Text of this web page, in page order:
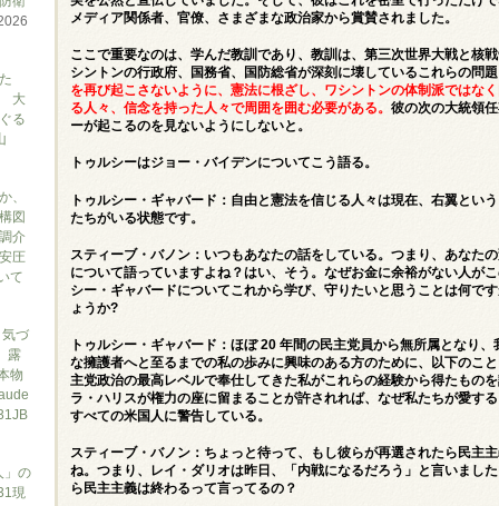
メディア関係者、官僚、さまざまな政治家から賞賛されました。
ここで重要なのは、学んだ教訓であり、教訓は、第三次世界大戦と核
シントンの行政府、国務省、国防総省が深刻に壊しているこれらの問
を再び起こさないように、憲法に根ざし、ワシントンの体制派ではな
る人々、信念を持った人々で周囲を囲む必要がある。彼の次の大統領
ーが起こるのを見ないようにしないと。
トゥルシーはジョー・バイデンについてこう語る。
トゥルシー・ギャバード：自由と憲法を信じる人々は現在、右翼とい
たちがいる状態です。
スティーブ・バノン：いつもあなたの話をしている。つまり、あなた
について語っていますよね？はい、そう。なぜお金に余裕がない人が
シー・ギャバードについてこれから学び、守りたいと思うことは何で
ょうか?
トゥルシー・ギャバード：ほぼ 20 年間の民主党員から無所属となり
な擁護者へと至るまでの私の歩みに興味のある方のために、以下のこ
主党政治の最高レベルで奉仕してきた私がこれらの経験から得たもの
ラ・ハリスが権力の座に留まることが許されれば、なぜ私たちが愛す
すべての米国人に警告している。
スティーブ・バノン：ちょっと待って、もし彼らが再選されたら民主
ね。つまり、レイ・ダリオは昨日、「内戦になるだろう」と言いまし
ら民主主義は終わるって言ってるの？
大
る
、
図
介
圧
て
づ
露
物
」の
現